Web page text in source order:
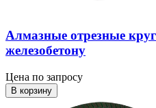
Алмазные отрезные
железобетону
Цена по запросу
В корзину